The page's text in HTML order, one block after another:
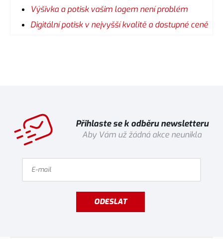
Výšivka a potisk vašim logem není problém
Digitální potisk v nejvyšší kvalitě a dostupné ceně
Přihlaste se k odběru newsletteru
Aby Vám už žádná akce neunikla
ODESLAT